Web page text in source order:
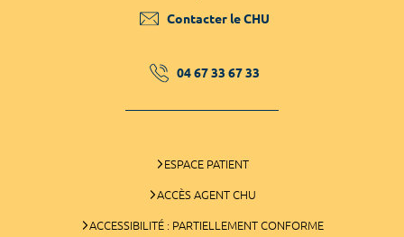
Contacter le CHU
04 67 33 67 33
ESPACE PATIENT
ACCÈS AGENT CHU
ACCESSIBILITÉ : PARTIELLEMENT CONFORME